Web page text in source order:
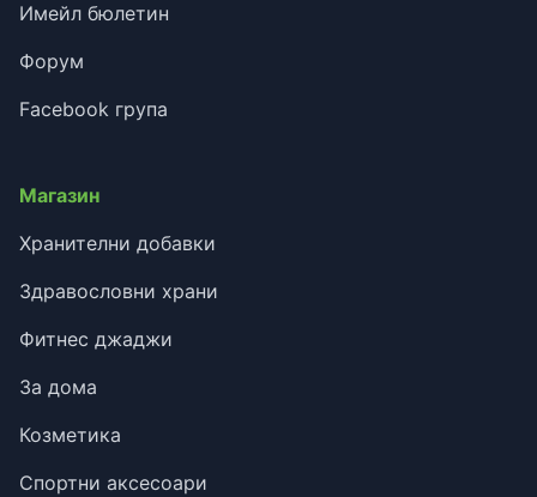
Имейл бюлетин
Форум
Facebook група
Магазин
Хранителни добавки
Здравословни храни
Фитнес джаджи
За дома
Козметика
Спортни аксесоари